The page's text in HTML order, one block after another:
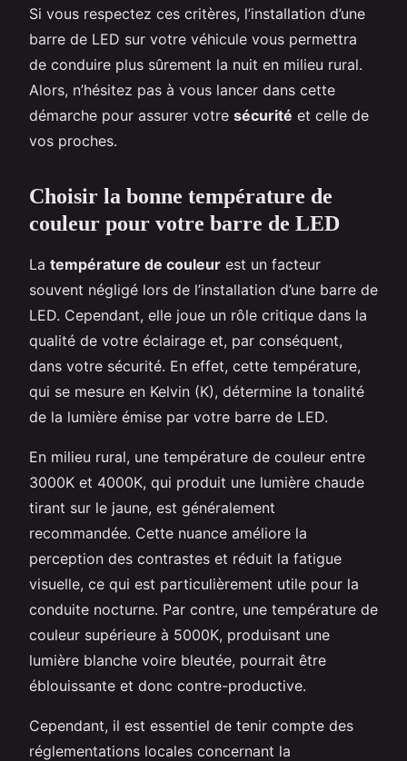
Si vous respectez ces critères, l’installation d’une
barre de LED sur votre véhicule vous permettra
de conduire plus sûrement la nuit en milieu rural.
Alors, n’hésitez pas à vous lancer dans cette
démarche pour assurer votre sécurité et celle de
vos proches.
Choisir la bonne température de
couleur pour votre barre de LED
La température de couleur est un facteur
souvent négligé lors de l’installation d’une barre de
LED. Cependant, elle joue un rôle critique dans la
qualité de votre éclairage et, par conséquent,
dans votre sécurité. En effet, cette température,
qui se mesure en Kelvin (K), détermine la tonalité
de la lumière émise par votre barre de LED.
En milieu rural, une température de couleur entre
3000K et 4000K, qui produit une lumière chaude
tirant sur le jaune, est généralement
recommandée. Cette nuance améliore la
perception des contrastes et réduit la fatigue
visuelle, ce qui est particulièrement utile pour la
conduite nocturne. Par contre, une température de
couleur supérieure à 5000K, produisant une
lumière blanche voire bleutée, pourrait être
éblouissante et donc contre-productive.
Cependant, il est essentiel de tenir compte des
réglementations locales concernant la